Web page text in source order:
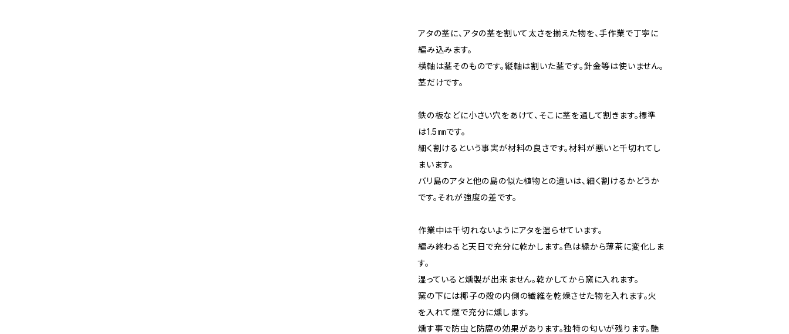
アタの茎に、アタの茎を割いて太さを揃えた物を、手作業で丁寧に
編み込みます。
横軸は茎そのものです。縦軸は割いた茎です。針金等は使いません。
茎だけです。
鉄の板などに小さい穴をあけて、そこに茎を通して割きます。標準
は1.5㎜です。
細く割けるという事実が材料の良さです。材料が悪いと千切れてし
まいます。
バリ島のアタと他の島の似た植物との違いは、細く割けるかどうか
です。それが強度の差です。
作業中は千切れないようにアタを湿らせています。
編み終わると天日で充分に乾かします。色は緑から薄茶に変化しま
す。
湿っていると燻製が出来ません。乾かしてから窯に入れます。
窯の下には椰子の殻の内側の繊維を乾燥させた物を入れます。火
を入れて煙で充分に燻します。
燻す事で防虫と防腐の効果があります。独特の匂いが残ります。艶